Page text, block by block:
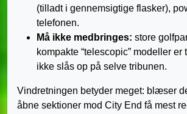
(tilladt i gennemsigtige flasker),
telefonen.
Må ikke medbringes: store
kompakte “telescopic” modeller er
ikke slås op på selve tribunen.
Vindretningen betyder meget: blæser
åbne sektioner mod City End få mest